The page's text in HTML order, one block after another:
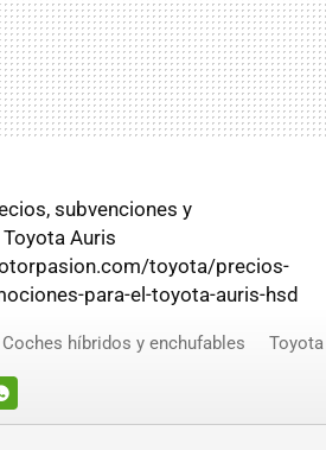
subvenciones y
Auris
toyota/precios-
para-el-toyota-auris-hsd
Coches híbridos y enchufables Toyota